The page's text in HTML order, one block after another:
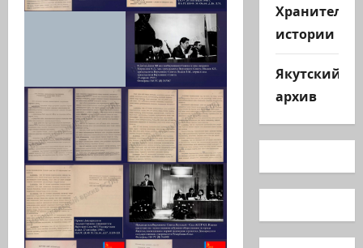
Хранители
истории
Якутский
архив